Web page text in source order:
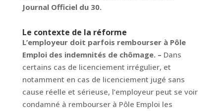
Journal Officiel du 30.
Le contexte de la réforme
L’employeur doit parfois rembourser à Pôle
Emploi des indemnités de chômage. – Dans
certains cas de licenciement irrégulier, et
notamment en cas de licenciement jugé sans
cause réelle et sérieuse, l’employeur peut se voir
condamné à rembourser à Pôle Emploi les